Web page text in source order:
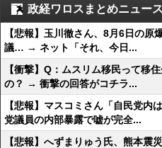
政経ワロスまとめニュース
【悲報】玉川徹さん、8月6日の
議… → ネット「それ、今日...
【衝撃】Q：ムスリム移民って移
の？ → 衝撃の回答がコチラ...
【悲報】マスコミさん「自民党
党議員の内部暴露で嘘が完全...
【悲報】へずまりゅう氏、熊本震